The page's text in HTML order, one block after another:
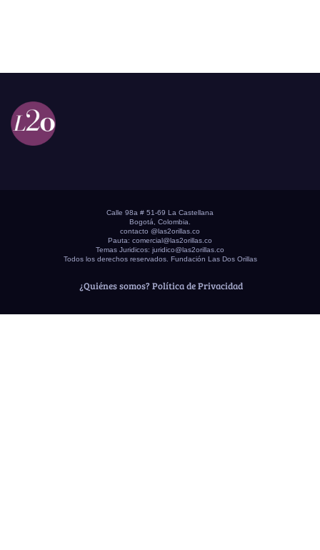
Calle 98a # 51-69 La Castellana
Bogotá, Colombia.
contacto @las2orillas.co
Pauta: comercial@las2orillas.co
Temas Juridicos: juridico@las2orillas.co
Todos los derechos reservados. Fundación Las Dos Orillas
¿Quiénes somos? Política de Privacidad